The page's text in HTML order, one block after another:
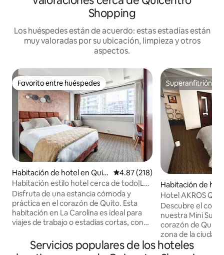
Shopping
Los huéspedes están de acuerdo: estas estadías están
muy valoradas por su ubicación, limpieza y otros
aspectos.
Favorito entre huéspedes
Favorito entre huéspedes
Habitación de hotel en Quit
o
Calificación promedio: 4.87 de
4.87 (218)
Habitación estilo hotel cerca de todo|La
Carolina
Disfruta de una estancia cómoda y
práctica en el corazón de Quito. Esta
habitación en La Carolina es ideal para
viajes de trabajo o estadías cortas, con
Ubicación inmejorable A solo pasos de
farmacias, cafeterías y supermercados,
Superanfitrión
Superanfitrión
Habitación de
Hotel AKROS
Moderna
Descubre el
nuestra Mini
corazón de Quito. Ubicada en la mejor
zona de la
entorno seguro y
Servicios populares de los hoteles